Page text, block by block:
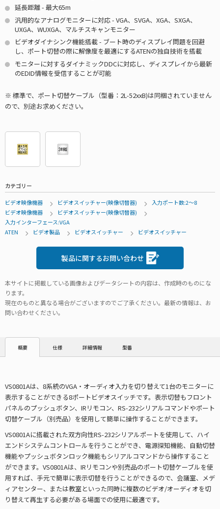
延長距離 - 最大65m
汎用的なアナログモニターに対応 - VGA、SVGA、XGA、SXGA、
UXGA、WUXGA、マルチスキャンモニター
ビデオダイナシンク機能搭載 - ブート時のディスプレイ問題を回避
し、ポート切替の際に解像度を最適にするATENの独自技術を搭載
モニターに対するダイナミックDDCに対応し、ディスプレイから最新
のEDID情報を受信することが可能
※ 標準で、ポート切替ケーブル（型番：2L-52xxB)は同梱されていません
ので、別途お求めください。
カテゴリー
ビデオ映像機器 ビデオスイッチャー(映像切替器)
入力ポート数:2～8
ビデオ映像機器
ビデオスイッチャー(映像切替器)
入力インターフェース:VGA
ATEN
ビデオ製品 ビデオスイッチャー ビデオスイッチャー
製品に関するお問い合わせ
本サイトに掲載している画像およびデータシートの内容は、作成時のものにな
ります。
現在のものと異なる場合がございますのでご了承ください。最新の情報は、お
問い合わせください。
概要 仕様 詳細情報 型番
VS0801Aは、8系統のVGA・オーディオ入力を切り替えて1台のモニターに
表示することができる8ポートビデオスイッチです。表示切替もフロント
パネルのプッシュボタン、IRリモコン、RS-232シリアルコマンドやポート
切替ケーブル（別売品）を使用して簡単に操作することができます。
VS0801Aに搭載された双方向性RS-232シリアルポートを使用して、ハイ
エンドシステムコントロールを行うことができ、電源探知機能、自動切替
機能やプッシュボタンロック機能もシリアルコマンドから操作すること
ができます。VS0801Aは、IRリモコンや別売品のポート切替ケーブルを使
用すれば、手元で簡単に表示切替を行うことができるので、会議室、メデ
ィアセンター、または教室といった同時に複数のビデオ/オーディオを切
り替えて再生する必要がある場面での使用に最適です。